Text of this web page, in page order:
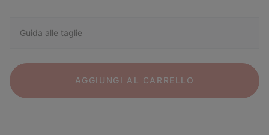
Guida alle taglie
AGGIUNGI AL CARRELLO